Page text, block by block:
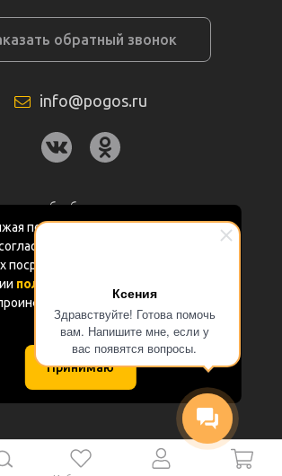
Ксения
Здравствуйте! Готова помочь
вам. Напишите мне, если у
вас появятся вопросы.
пользоваться данным сайтом
на обработку персональных
посредством Яндекс.Метрика в
политикой конфиденциальности
об использовании
Cookie-файлов
Принимаю
обратный звонок
info@pogos.ru
на обработку персональных
данных
конфиденциальности
Документация
Карта сайта
2010-2026 (ИП Чивчян М.Р.)